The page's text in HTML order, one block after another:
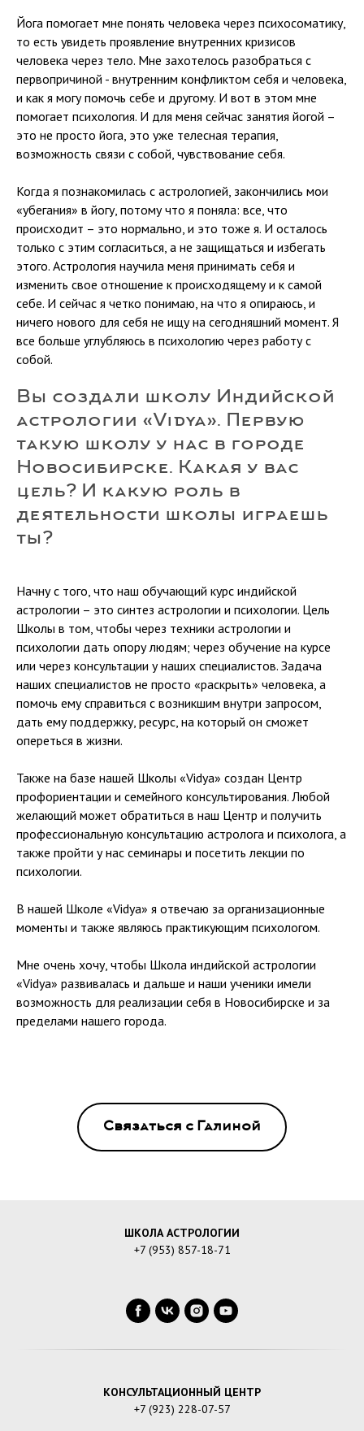
Йога помогает мне понять человека через психосоматику,
то есть увидеть проявление внутренних кризисов
человека через тело. Мне захотелось разобраться с
первопричиной - внутренним конфликтом себя и человека,
и как я могу помочь себе и другому. И вот в этом мне
помогает психология. И для меня сейчас занятия йогой –
это не просто йога, это уже телесная терапия,
возможность связи с собой, чувствование себя.
Когда я познакомилась с астрологией, закончились мои
«убегания» в йогу, потому что я поняла: все, что
происходит – это нормально, и это тоже я. И осталось
только с этим согласиться, а не защищаться и избегать
этого. Астрология научила меня принимать себя и
изменить свое отношение к происходящему и к самой
себе. И сейчас я четко понимаю, на что я опираюсь, и
ничего нового для себя не ищу на сегодняшний момент. Я
все больше углубляюсь в психологию через работу с
собой.
Вы создали школу Индийской
астрологии «Vidya». Первую
такую школу у нас в городе
Новосибирске. Какая у вас
цель? И какую роль в
деятельности школы играешь
ты?
Начну с того, что наш обучающий курс индийской
астрологии – это синтез астрологии и психологии. Цель
Школы в том, чтобы через техники астрологии и
психологии дать опору людям; через обучение на курсе
или через консультации у наших специалистов. Задача
наших специалистов не просто «раскрыть» человека, а
помочь ему справиться с возникшим внутри запросом,
дать ему поддержку, ресурс, на который он сможет
опереться в жизни.
Также на базе нашей Школы «Vidya» создан Центр
профориентации и семейного консультирования. Любой
желающий может обратиться в наш Центр и получить
профессиональную консультацию астролога и психолога, а
также пройти у нас семинары и посетить лекции по
психологии.
В нашей Школе «Vidya» я отвечаю за организационные
моменты и также являюсь практикующим психологом.
Мне очень хочу, чтобы Школа индийской астрологии
«Vidya» развивалась и дальше и наши ученики имели
возможность для реализации себя в Новосибирске и за
пределами нашего города.
Связаться с Галиной
ШКОЛА АСТРОЛОГИИ
+7 (953) 857-18-71
КОНСУЛЬТАЦИОННЫЙ ЦЕНТР
+7 (923) 228-07-57